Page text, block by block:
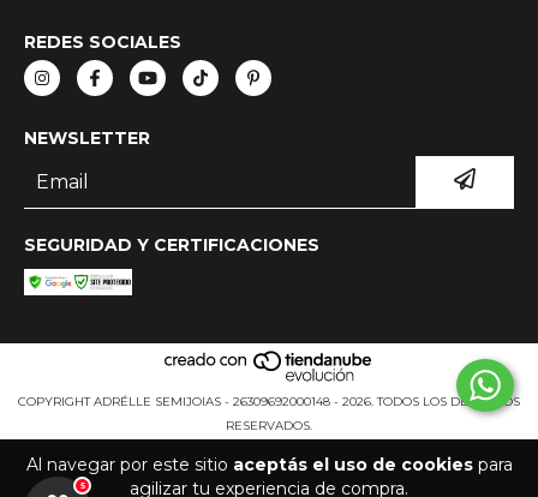
Al navegar por este sitio aceptás el uso de cookiespara
agilizar tu experiencia de compra.
REDES SOCIALES
NEWSLETTER
SEGURIDAD Y CERTIFICACIONES
COPYRIGHT ADRÉLLE SEMIJOIAS - 26309692000148 - 2026. TODOS LOS DERECHOS
RESERVADOS.
5